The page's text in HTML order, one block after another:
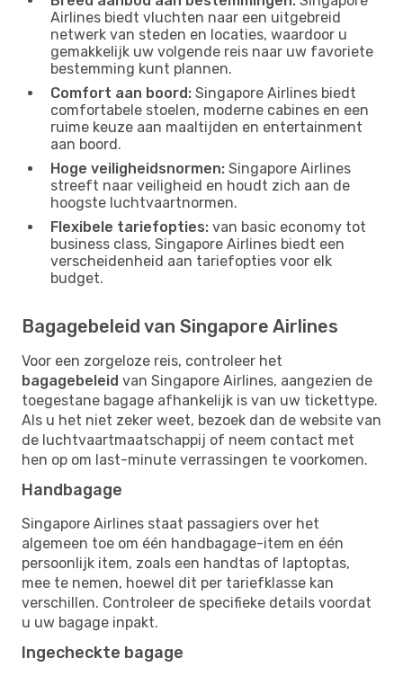
Airlines biedt vluchten naar een uitgebreid
netwerk van steden en locaties, waardoor u
gemakkelijk uw volgende reis naar uw favoriete
bestemming kunt plannen.
Comfort aan boord: Singapore Airlines biedt
comfortabele stoelen, moderne cabines en een
ruime keuze aan maaltijden en entertainment
aan boord.
Hoge veiligheidsnormen: Singapore Airlines
streeft naar veiligheid en houdt zich aan de
hoogste luchtvaartnormen.
Flexibele tariefopties: van basic economy tot
business class, Singapore Airlines biedt een
verscheidenheid aan tariefopties voor elk
budget.
Bagagebeleid van Singapore Airlines
Voor een zorgeloze reis, controleer het
bagagebeleid van Singapore Airlines, aangezien de
toegestane bagage afhankelijk is van uw tickettype.
Als u het niet zeker weet, bezoek dan de website van
de luchtvaartmaatschappij of neem contact met
hen op om last-minute verrassingen te voorkomen.
Handbagage
Singapore Airlines staat passagiers over het
algemeen toe om één handbagage-item en één
persoonlijk item, zoals een handtas of laptoptas,
mee te nemen, hoewel dit per tariefklasse kan
verschillen. Controleer de specifieke details voordat
u uw bagage inpakt.
Ingecheckte bagage